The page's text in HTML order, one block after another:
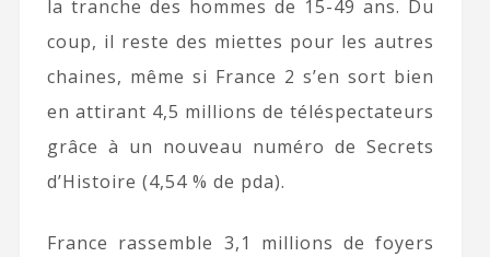
la tranche des hommes de 15-49 ans. Du
coup, il reste des miettes pour les autres
chaines, même si France 2 s’en sort bien
en attirant 4,5 millions de téléspectateurs
grâce à un nouveau numéro de Secrets
d’Histoire (4,54 % de pda).
France rassemble 3,1 millions de foyers